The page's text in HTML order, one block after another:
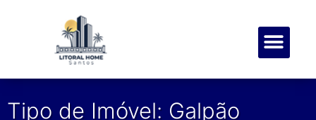
Tipo de Imóvel: Galpão